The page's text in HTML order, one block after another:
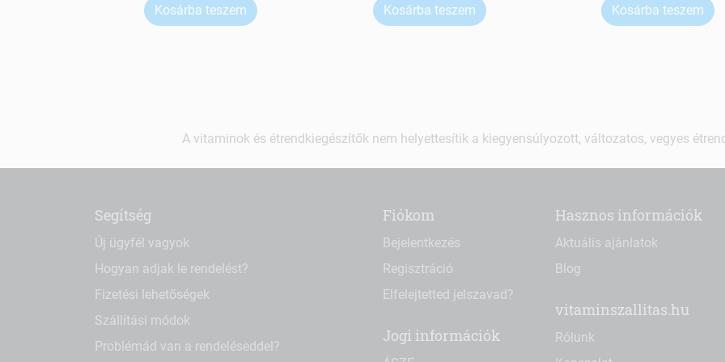
Kosárba teszem Kosárba teszem Kosárba teszem
A vitaminok és étrendkiegészítők nem helyettesítik a kiegyensúlyozott, változatos, vegyes
Segítség
Új ügyfél vagyok
Hogyan adjak le rendelést?
Fizetési lehetőségek
Szállítási módok
Problémád van a rendeléseddel?
Fiókom
Bejelentkezés
Regisztráció
Elfelejtetted jelszavad?
Jogi információk
Hasznos információk
Aktuális ajánlatok
Blog
vitaminszallitas.hu
Rólunk